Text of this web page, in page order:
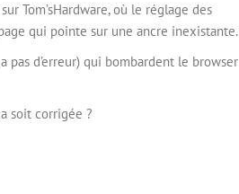
Tom’sHardware, où le réglage des
qui pointe sur une ancre inexistante.
pas d’erreur) qui bombardent le browser
soit corrigée ?